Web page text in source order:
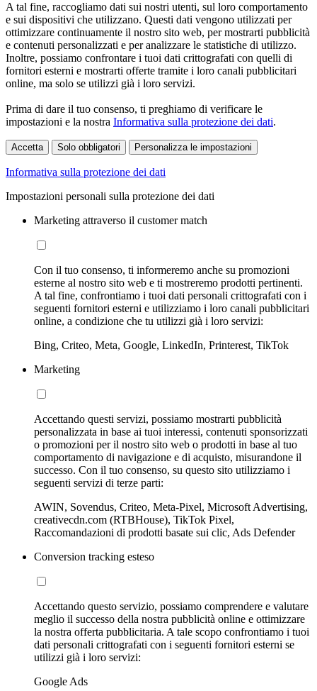
A tal fine, raccogliamo dati sui nostri utenti, sul loro comportamento
e sui dispositivi che utilizzano. Questi dati vengono utilizzati per
ottimizzare continuamente il nostro sito web, per mostrarti pubblicità
e contenuti personalizzati e per analizzare le statistiche di utilizzo.
Inoltre, possiamo confrontare i tuoi dati crittografati con quelli di
fornitori esterni e mostrarti offerte tramite i loro canali pubblicitari
online, ma solo se utilizzi già i loro servizi.
Prima di dare il tuo consenso, ti preghiamo di verificare le
impostazioni e la nostra Informativa sulla protezione dei dati.
Accetta Solo obbligatori Personalizza le impostazioni
Informativa sulla protezione dei dati
Impostazioni personali sulla protezione dei dati
Marketing attraverso il customer match
Con il tuo consenso, ti informeremo anche su promozioni
esterne al nostro sito web e ti mostreremo prodotti pertinenti.
A tal fine, confrontiamo i tuoi dati personali crittografati con i
seguenti fornitori esterni e utilizziamo i loro canali pubblicitari
online, a condizione che tu utilizzi già i loro servizi:
Bing, Criteo, Meta, Google, LinkedIn, Printerest, TikTok
Marketing
Accettando questi servizi, possiamo mostrarti pubblicità
personalizzata in base ai tuoi interessi, contenuti sponsorizzati
o promozioni per il nostro sito web o prodotti in base al tuo
comportamento di navigazione e di acquisto, misurandone il
successo. Con il tuo consenso, su questo sito utilizziamo i
seguenti servizi di terze parti:
AWIN, Sovendus, Criteo, Meta-Pixel, Microsoft Advertising,
creativecdn.com (RTBHouse), TikTok Pixel,
Raccomandazioni di prodotti basate sui clic, Ads Defender
Conversion tracking esteso
Accettando questo servizio, possiamo comprendere e valutare
meglio il successo della nostra pubblicità online e ottimizzare
la nostra offerta pubblicitaria. A tale scopo confrontiamo i tuoi
dati personali crittografati con i seguenti fornitori esterni se
utilizzi già i loro servizi:
Google Ads